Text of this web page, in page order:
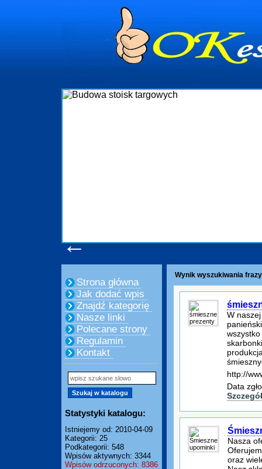
←
Strona główna
Jak dodać wpis
Znajdź kategorię
Nasze linki
Polecane strony
Regulamin
Kontakt
Statystyki katalogu:
Istniejemy od: 2010-04-09
Kategorii: 25
Podkategorii: 548
Wpisów aktywnych: 3344
Wpisów odrzuconych: 8386
Wynik wyszukiwania
W
http://
Data
Nasza
oraz